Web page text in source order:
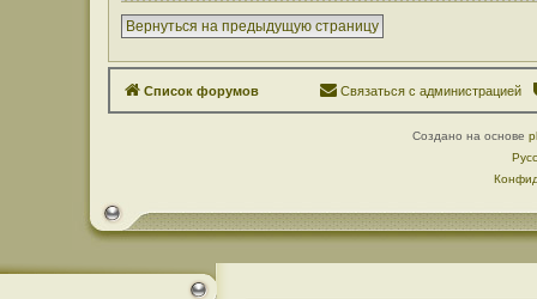
Вернуться на предыдущую страницу
Список форумов Связаться с администрацией
Создано на основе